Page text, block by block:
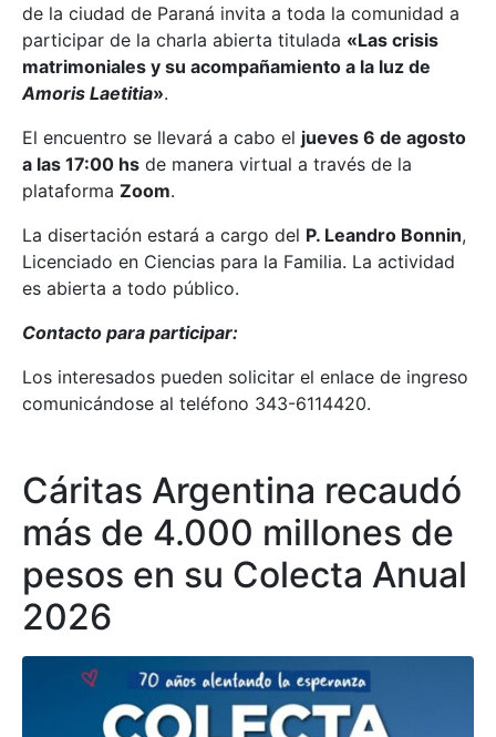
de la ciudad de Paraná invita a toda la comunidad a
participar de la charla abierta titulada «Las crisis
matrimoniales y su acompañamiento a la luz de
Amoris Laetitia».
El encuentro se llevará a cabo el jueves 6 de agosto
a las 17:00 hs de manera virtual a través de la
plataforma Zoom.
La disertación estará a cargo del P. Leandro Bonnin,
Licenciado en Ciencias para la Familia. La actividad
es abierta a todo público.
Contacto para participar:
Los interesados pueden solicitar el enlace de ingreso
comunicándose al teléfono 343-6114420.
Cáritas Argentina recaudó
más de 4.000 millones de
pesos en su Colecta Anual
2026